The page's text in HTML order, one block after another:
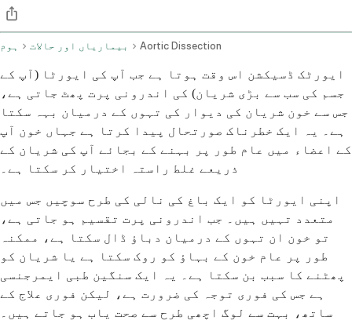
ہوم بیماریاں اور حالات Aortic Dissection
ایورٹک ڈسیکشن اس وقت ہوتا ہے جب آپ کی ایورٹا (آپ کے
جسم کی سب سے بڑی شریان) کی اندرونی پرت پھٹ جاتی ہے،
جس سے خون شریان کی دیوار کی تہوں کے درمیان بہہ سکتا
ہے۔ یہ ایک خطرناک صورتحال پیدا کرتا ہے جہاں خون آپ
کے اعضاء میں عام طور پر بہنے کے بجائے آپ کی شریان کے
ذریعے غلط راستہ اختیار کر سکتا ہے۔
اپنی ایورٹا کو ایک باغ کی نالی کی طرح سوچیں جس میں
متعدد تہیں ہیں۔ جب اندرونی پرت تقسیم ہو جاتی ہے،
تو خون ان تہوں کے درمیان دباؤ ڈال سکتا ہے، ممکنہ
طور پر عام خون کے بہاؤ کو روک سکتا ہے یا شریان کو
پھٹنے کا سبب بن سکتا ہے۔ یہ ایک سنگین طبی ایمرجنسی
ہے جس کی فوری توجہ کی ضرورت ہے، لیکن فوری علاج کے
ساتھ، بہت سے لوگ اچھی طرح سے صحت یاب ہو جاتے ہیں۔